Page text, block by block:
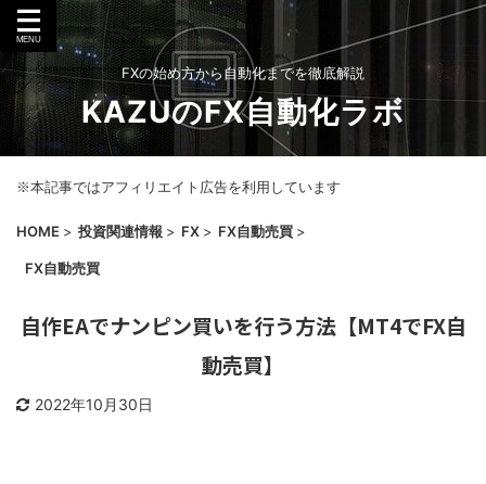
FXの始め方から自動化までを徹底解説
KAZUのFX自動化ラボ
※本記事ではアフィリエイト広告を利用しています
HOME > 投資関連情報 > FX > FX自動売買 >
FX自動売買
自作EAでナンピン買いを行う方法【MT4でFX自
動売買】
2022年10月30日